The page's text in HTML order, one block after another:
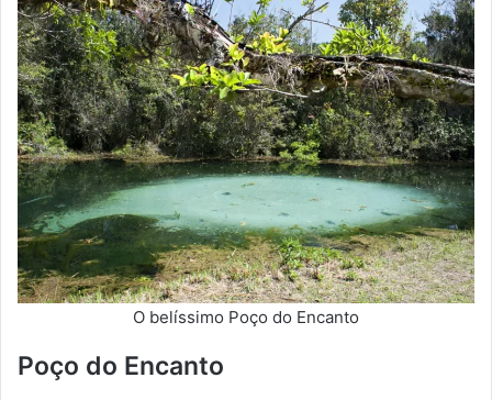
O belíssimo Poço do Encanto
Poço do Encanto